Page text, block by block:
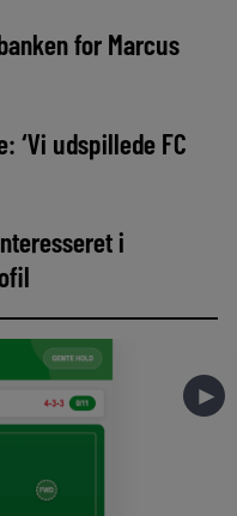
for Marcus
‘Vi udspillede FC
i
►